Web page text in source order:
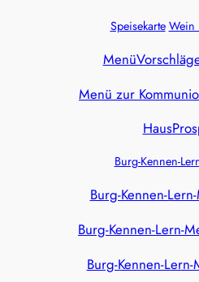
Speisekarte Wein
Menü zur
Burg-Kennen-
Burg-Kennen-
Burg-Kennen-Lern-
Burg-Kennen-